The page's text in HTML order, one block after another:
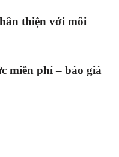
thiện với môi
miễn phí – báo giá